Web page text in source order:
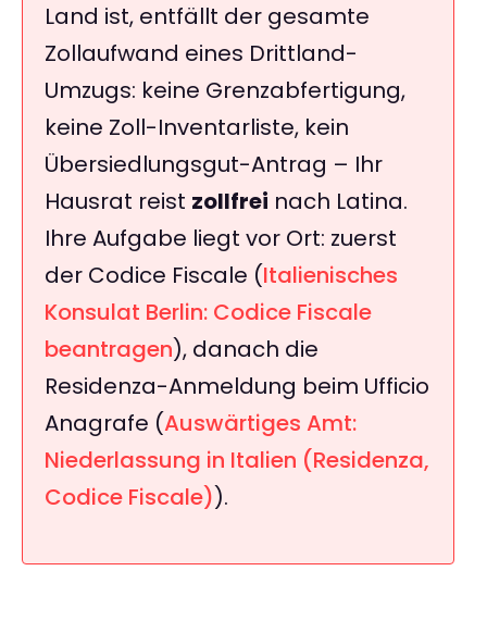
Land ist, entfällt der gesamte
Zollaufwand eines Drittland-
Umzugs: keine Grenzabfertigung,
keine Zoll-Inventarliste, kein
Übersiedlungsgut-Antrag – Ihr
Hausrat reist zollfrei nach Latina.
Ihre Aufgabe liegt vor Ort: zuerst
der Codice Fiscale (Italienisches
Konsulat Berlin: Codice Fiscale
beantragen), danach die
Residenza-Anmeldung beim Ufficio
Anagrafe (Auswärtiges Amt:
Niederlassung in Italien (Residenza,
Codice Fiscale)).